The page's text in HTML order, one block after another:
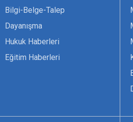
Bilgi-Belge-Talep
Dayanışma
Hukuk Haberleri
Eğitim Haberleri